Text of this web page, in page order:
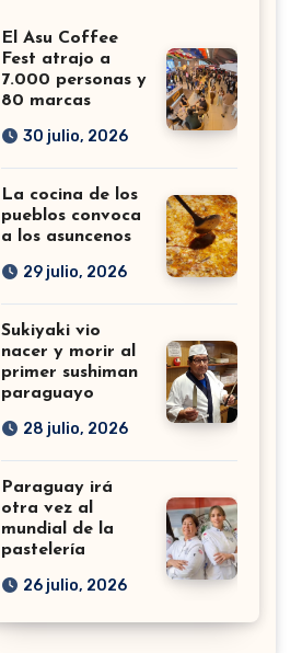
El Asu Coffee
Fest atrajo a
7.000 personas y
80 marcas
30 julio, 2026
La cocina de los
pueblos convoca
a los asuncenos
29 julio, 2026
Sukiyaki vio
nacer y morir al
primer sushiman
paraguayo
28 julio, 2026
Paraguay irá
otra vez al
mundial de la
pastelería
26 julio, 2026